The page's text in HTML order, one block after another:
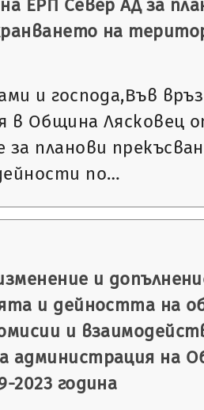
ЕРП Север АД за
на
и господа,Във
в Община Лясковец
планови
по…
и
и дейността на
и
администрация на
2023 година